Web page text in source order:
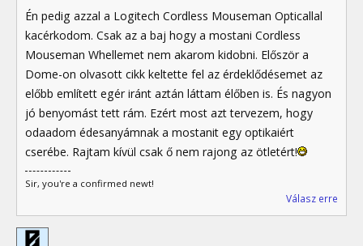
Én pedig azzal a Logitech Cordless Mouseman Opticallal
kacérkodom. Csak az a baj hogy a mostani Cordless
Mouseman Whellemet nem akarom kidobni. Először a
Dome-on olvasott cikk keltette fel az érdeklődésemet az
előbb említett egér iránt aztán láttam élőben is. És nagyon
jó benyomást tett rám. Ezért most azt tervezem, hogy
odaadom édesanyámnak a mostanit egy optikaiért
cserébe. Rajtam kívül csak ő nem rajong az ötletért!
Sir, you're a confirmed newt!
Válasz erre